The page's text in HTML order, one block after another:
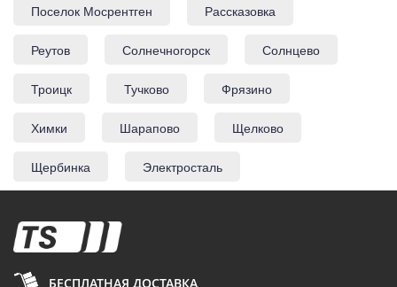
Поселок Мосрентген Рассказовка
Реутов Солнечногорск Солнцево
Троицк Тучково Фрязино
Химки Шарапово Щелково
Щербинка Электросталь
БЕСПЛАТНАЯ ДОСТАВКА